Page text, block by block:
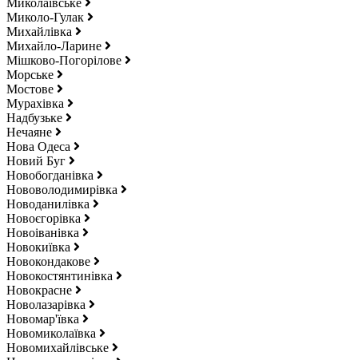
Миколо-Гулак
Михайлівка
Михайло-Ларине
Мішково-Погорілове
Морське
Мостове
Мурахівка
Надбузьке
Нечаяне
Нова Одеса
Новий Буг
Новобогданівка
Нововолодимирівка
Новоданилівка
Новоєгорівка
Новоіванівка
Новокиївка
Новокондакове
Новокостянтинівка
Новокрасне
Новолазарівка
Новомар'ївка
Новомиколаївка
Новомихайлівське